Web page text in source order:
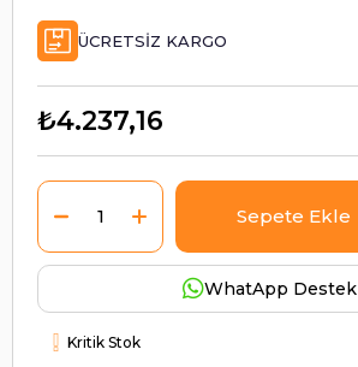
ÜCRETSIZ KARGO
₺4.237,16
WhatApp Destek
Kritik Stok